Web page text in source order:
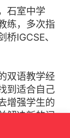
石室中学
练，多次指
IGCSE、
双语教学经
到适合自己
增强学生的
解决新的问